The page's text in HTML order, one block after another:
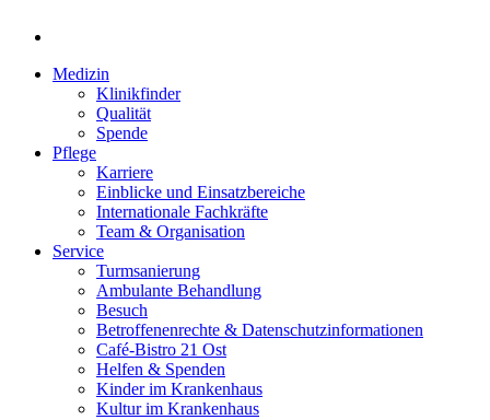
Medizin
Klinikfinder
Qualität
Spende
Pflege
Karriere
Einblicke und Einsatzbereiche
Internationale Fachkräfte
Team & Organisation
Service
Turmsanierung
Ambulante Behandlung
Besuch
Betroffenenrechte & Datenschutzinformationen
Café-Bistro 21 Ost
Helfen & Spenden
Kinder im Krankenhaus
Kultur im Krankenhaus